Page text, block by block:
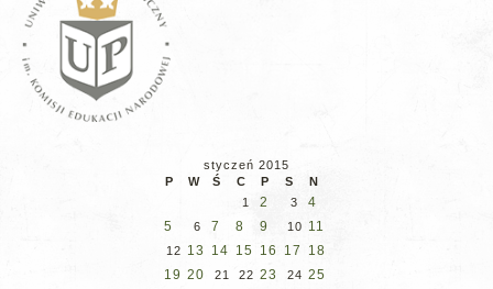
styczeń 2015
P
W Ś C P S
N
1
2 3
4
5
6 7 8 9 10 11
12 13 14 15 16 17
18
19 20 21 22 23 24 25